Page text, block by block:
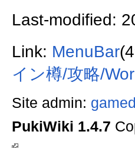
Last-modified:
Link: MenuBar
イン樽/攻略/
Site admin:
PukiWiki 1.4.7